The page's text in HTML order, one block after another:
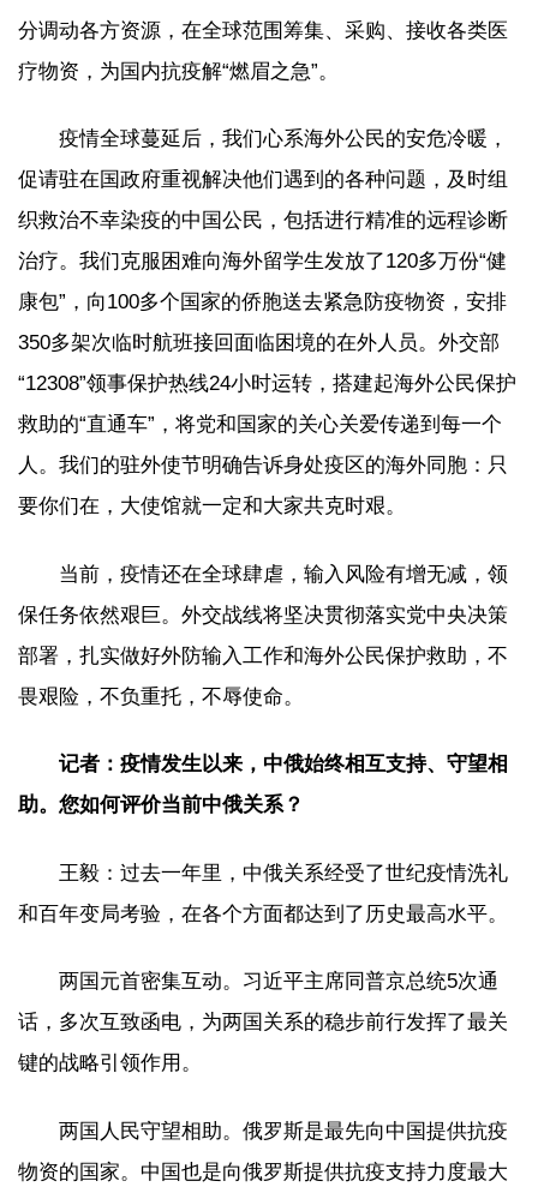
分调动各方资源，在全球范围筹集、采购、接收各类医
疗物资，为国内抗疫解“燃眉之急”。
疫情全球蔓延后，我们心系海外公民的安危冷暖，
促请驻在国政府重视解决他们遇到的各种问题，及时组
织救治不幸染疫的中国公民，包括进行精准的远程诊断
治疗。我们克服困难向海外留学生发放了120多万份“健
康包”，向100多个国家的侨胞送去紧急防疫物资，安排
350多架次临时航班接回面临困境的在外人员。外交部
“12308”领事保护热线24小时运转，搭建起海外公民保护
救助的“直通车”，将党和国家的关心关爱传递到每一个
人。我们的驻外使节明确告诉身处疫区的海外同胞：只
要你们在，大使馆就一定和大家共克时艰。
当前，疫情还在全球肆虐，输入风险有增无减，领
保任务依然艰巨。外交战线将坚决贯彻落实党中央决策
部署，扎实做好外防输入工作和海外公民保护救助，不
畏艰险，不负重托，不辱使命。
记者：疫情发生以来，中俄始终相互支持、守望相
助。您如何评价当前中俄关系？
王毅：过去一年里，中俄关系经受了世纪疫情洗礼
和百年变局考验，在各个方面都达到了历史最高水平。
两国元首密集互动。习近平主席同普京总统5次通
话，多次互致函电，为两国关系的稳步前行发挥了最关
键的战略引领作用。
两国人民守望相助。俄罗斯是最先向中国提供抗疫
物资的国家。中国也是向俄罗斯提供抗疫支持力度最大